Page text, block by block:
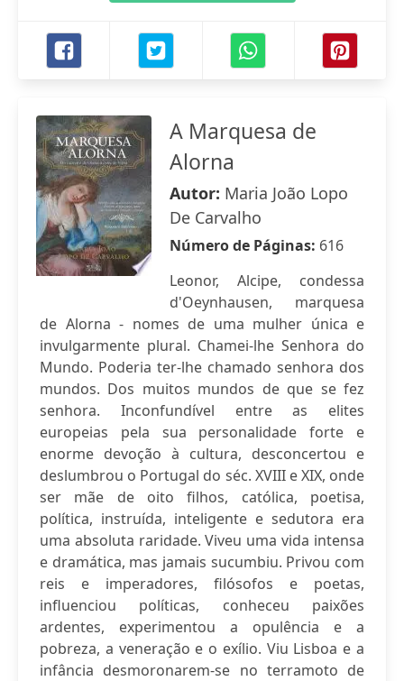
A Marquesa de
Alorna
Autor: Maria João Lopo
De Carvalho
Número de Páginas: 616
Leonor, Alcipe, condessa
d'Oeynhausen, marquesa
de Alorna - nomes de uma mulher única e
invulgarmente plural. Chamei-lhe Senhora do
Mundo. Poderia ter-lhe chamado senhora dos
mundos. Dos muitos mundos de que se fez
senhora. Inconfundível entre as elites
europeias pela sua personalidade forte e
enorme devoção à cultura, desconcertou e
deslumbrou o Portugal do séc. XVIII e XIX, onde
ser mãe de oito filhos, católica, poetisa,
política, instruída, inteligente e sedutora era
uma absoluta raridade. Viveu uma vida intensa
e dramática, mas jamais sucumbiu. Privou com
reis e imperadores, filósofos e poetas,
influenciou políticas, conheceu paixões
ardentes, experimentou a opulência e a
pobreza, a veneração e o exílio. Viu Lisboa e a
infância desmoronarem-se no terramoto de